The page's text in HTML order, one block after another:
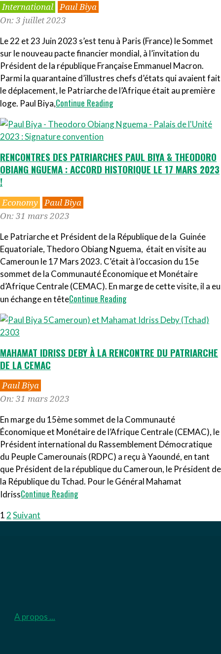
2023-
07-
International Paul Biya
On: 3 juillet 2023
Le 22 et 23 Juin 2023 s’est tenu à Paris (France) le Sommet
sur le nouveau pacte financier mondial, à l’invitation du
Président de la république Française Emmanuel Macron.
Parmi la quarantaine d’illustres chefs d’états qui avaient fait
le déplacement, le Patriarche de l’Afrique était au première
loge. Paul Biya,Continue Reading
RENCONTRES DES PATRIARCHES PAUL BIYA & THEODORO
OBIANG NGUEMA : ACCORD HISTORIQUE LE 17 MARS 2023
!
2023-
03-
Economy Paul Biya
On: 31 mars 2023
Le Patriarche et Président de la République de la Guinée
Equatoriale, Thedoro Obiang Nguema, était en visite au
Cameroun le 17 Mars 2023. C’était à l’occasion du 15e
sommet de la Communauté Économique et Monétaire
d’Afrique Centrale (CEMAC). En marge de cette visite, il a eu
un échange en têteContinue Reading
MAHAMAT IDRISS DEBY À LA RENCONTRE DU PATRIARCHE
DE LA CEMAC
2023-
03-
Paul Biya
On: 31 mars 2023
En marge du 15ème sommet de la Communauté
Économique et Monétaire de l’Afrique Centrale (CEMAC), le
Président international du Rassemblement Démocratique
du Peuple Camerounais (RDPC) a reçu à Yaoundé, en tant
que Président de la république du Cameroun, le Président de
la République du Tchad. Pour le Général Mahamat
IdrissContinue Reading
PAGINATION
12Suivant
A propos ...